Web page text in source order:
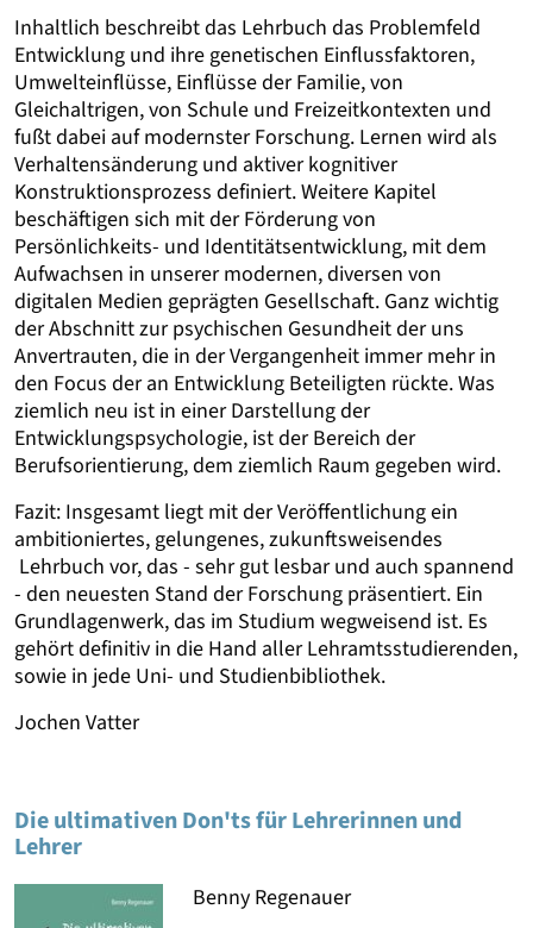
Inhaltlich beschreibt das Lehrbuch das Problemfeld
Entwicklung und ihre genetischen Einflussfaktoren,
Umwelteinflüsse, Einflüsse der Familie, von
Gleichaltrigen, von Schule und Freizeitkontexten und
fußt dabei auf modernster Forschung. Lernen wird als
Verhaltensänderung und aktiver kognitiver
Konstruktionsprozess definiert. Weitere Kapitel
beschäftigen sich mit der Förderung von
Persönlichkeits- und Identitätsentwicklung, mit dem
Aufwachsen in unserer modernen, diversen von
digitalen Medien geprägten Gesellschaft. Ganz wichtig
der Abschnitt zur psychischen Gesundheit der uns
Anvertrauten, die in der Vergangenheit immer mehr in
den Focus der an Entwicklung Beteiligten rückte. Was
ziemlich neu ist in einer Darstellung der
Entwicklungspsychologie, ist der Bereich der
Berufsorientierung, dem ziemlich Raum gegeben wird.
Fazit: Insgesamt liegt mit der Veröffentlichung ein
ambitioniertes, gelungenes, zukunftsweisendes
Lehrbuch vor, das - sehr gut lesbar und auch spannend
- den neuesten Stand der Forschung präsentiert. Ein
Grundlagenwerk, das im Studium wegweisend ist. Es
gehört definitiv in die Hand aller Lehramtsstudierenden,
sowie in jede Uni- und Studienbibliothek.
Jochen Vatter
Die ultimativen Don'ts für Lehrerinnen und
Lehrer
Benny Regenauer